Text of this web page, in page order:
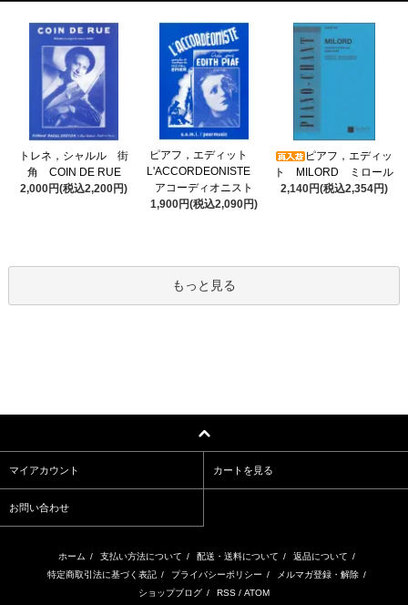
トレネ，シャルル 街
角 COIN DE RUE
2,000円(税込2,200円)
ピアフ，エディット
L'ACCORDEONISTE
アコーディオニスト
1,900円(税込2,090円)
ピアフ，エディッ
ト MILORD ミロール
2,140円(税込2,354円)
もっと見る
マイアカウント カートを見る
お問い合わせ
ホーム / 支払い方法について / 配送・送料について / 返品について /
特定商取引法に基づく表記 / プライバシーポリシー / メルマガ登録・解除 /
ショップブログ / RSS / ATOM